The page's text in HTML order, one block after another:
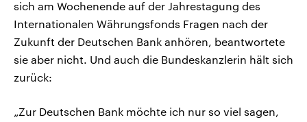
sich am Wochenende auf der Jahrestagung des
Internationalen Währungsfonds Fragen nach der
Zukunft der Deutschen Bank anhören, beantwortete
sie aber nicht. Und auch die Bundeskanzlerin hält sich
zurück:
„Zur Deutschen Bank möchte ich nur so viel sagen,